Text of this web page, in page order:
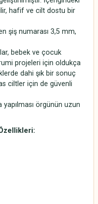
hafif ve cilt dostu bir
şiş numarası 3,5 mm,
bebek ve çocuk
projeleri için oldukça
dahi şık bir sonuç
ciltler için de güvenli
yapılması örgünün uzun